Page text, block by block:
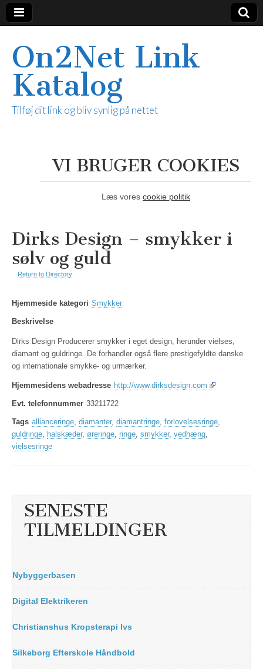
On2Net Link
Katalog
Tilføj dit link og bliv synlig på nettet
VI BRUGER COOKIES
Læs vores cookie politik
Dirks Design – smykker i
sølv og guld
Return to Directory
Hjemmeside kategori Smykker
Beskrivelse
Dirks Design Producerer smykker i eget design, herunder vielses,
diamant og guldringe. De forhandler også flere prestigefyldte danske
og internationale smykke- og urmærker.
Hjemmesidens webadresse http://www.dirksdesign.com
Evt. telefonnummer 33211722
Tags allianceringe, diamanter, diamantringe, forlovelsesringe,
guldringe, halskæder, øreringe, ringe, smykker, vedhæng,
vielsesringe
SENESTE
TILMELDINGER
Nybyggerbasen
Digital Elektrikeren
Christianshus Kropsterapi Ivs
Silkeborg Efterskole Håndbold